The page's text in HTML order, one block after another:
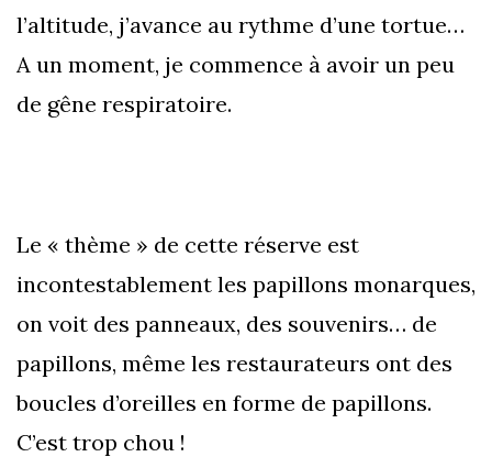
l’altitude, j’avance au rythme d’une tortue…
A un moment, je commence à avoir un peu
de gêne respiratoire.
Le « thème » de cette réserve est
incontestablement les papillons monarques,
on voit des panneaux, des souvenirs… de
papillons, même les restaurateurs ont des
boucles d’oreilles en forme de papillons.
C’est trop chou !